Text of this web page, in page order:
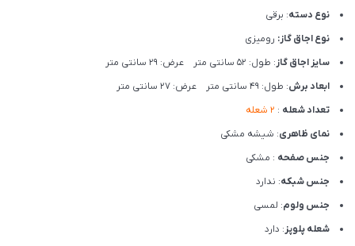
نوع دسته: برقی
نوع اجاق گاز: رومیزی
سایز اجاق گاز: طول: 52 سانتی متر عرض: 29 سانتی متر
ابعاد برش: طول: 49 سانتی متر عرض: 27 سانتی متر
تعداد شعله : 2 شعله
نمای ظاهری: شیشه مشکی
جنس صفحه : مشکی
جنس شبکه: ندارد
جنس ولوم: لمسی
شعله پلوپز: دارد